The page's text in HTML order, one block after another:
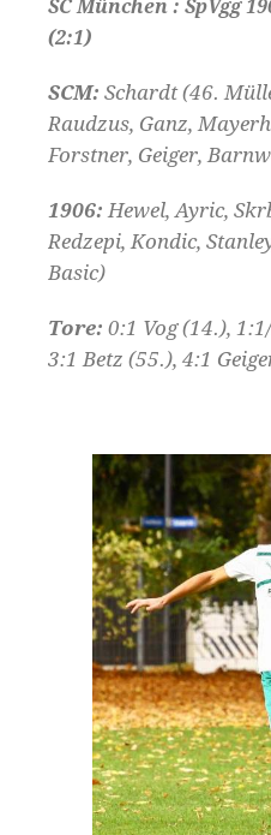
SC München : SpVgg
(2:1)
SCM: Schardt (46.
Raudzus, Ganz,
Forstner, Geiger,
1906: Hewel, Ayric,
Redzepi, Kondic,
Basic)
Tore: 0:1 Vog (14.),
3:1 Betz (55.), 4:1